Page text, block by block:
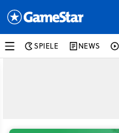
SPIELE NEWS